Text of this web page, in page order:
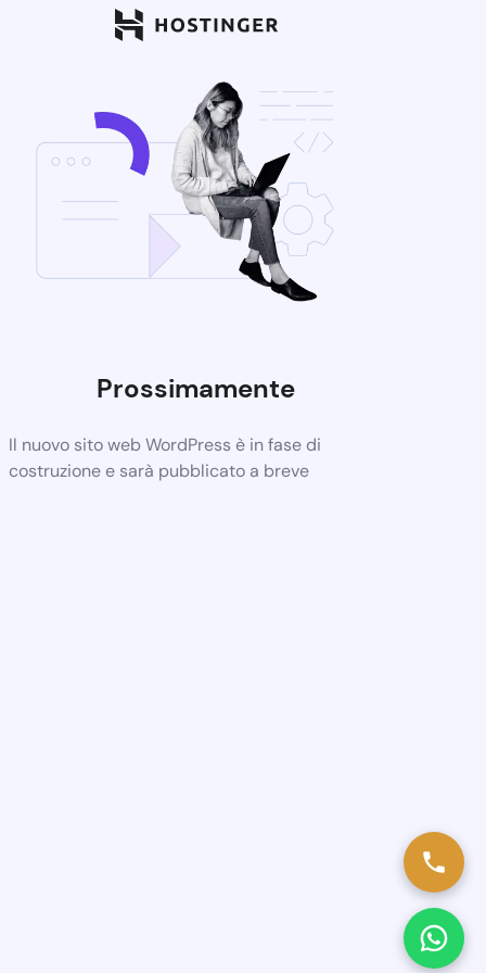
Prossimamente
Il nuovo sito web WordPress è in fase di
costruzione e sarà pubblicato a breve